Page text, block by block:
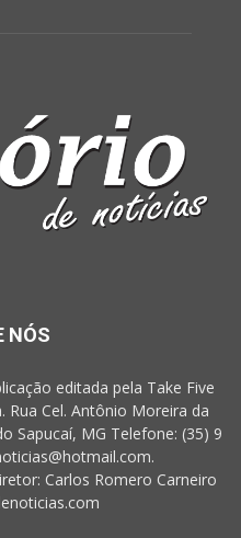
NÓS
editada pela Take Five
Rua Cel. Antônio Moreira da
Sapucaí, MG Telefone: (35) 9
Carlos Romero Carneiro